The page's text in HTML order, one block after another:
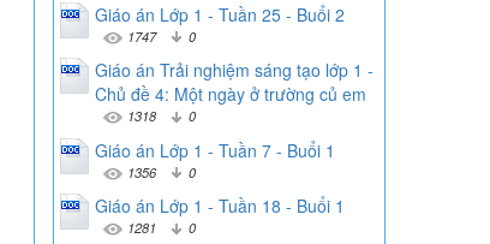
Giáo án Lớp 1 - Tuần 25 - Buổi 2
1747 0
Giáo án Trải nghiệm sáng tạo lớp 1 -
Chủ đề 4: Một ngày ở trường củ em
1318 0
Giáo án Lớp 1 - Tuần 7 - Buổi 1
1356 0
Giáo án Lớp 1 - Tuần 18 - Buổi 1
1281 0